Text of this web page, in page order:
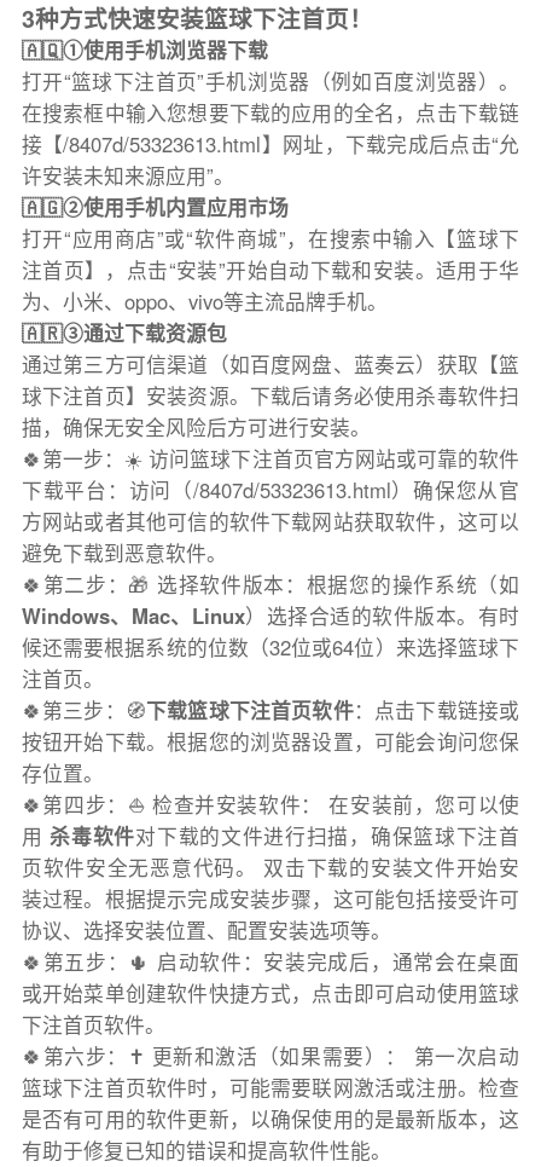
3种方式快速安装篮球下注首页！
🇦🇶①使用手机浏览器下载
打开“篮球下注首页”手机浏览器（例如百度浏览器）。
在搜索框中输入您想要下载的应用的全名，点击下载链
接【/8407d/53323613.html】网址，下载完成后点击“允
许安装未知来源应用”。
🇦🇬②使用手机内置应用市场
打开“应用商店”或“软件商城”，在搜索中输入【篮球下
注首页】，点击“安装”开始自动下载和安装。适用于华
为、小米、oppo、vivo等主流品牌手机。
🇦🇷③通过下载资源包
通过第三方可信渠道（如百度网盘、蓝奏云）获取【篮
球下注首页】安装资源。下载后请务必使用杀毒软件扫
描，确保无安全风险后方可进行安装。
🍀第一步：☀️ 访问篮球下注首页官方网站或可靠的软件
下载平台：访问（/8407d/53323613.html）确保您从官
方网站或者其他可信的软件下载网站获取软件，这可以
避免下载到恶意软件。
🍀第二步：🎁 选择软件版本：根据您的操作系统（如
Windows、Mac、Linux）选择合适的软件版本。有时
候还需要根据系统的位数（32位或64位）来选择篮球下
注首页。
🍀第三步：🧭下载篮球下注首页软件：点击下载链接或
按钮开始下载。根据您的浏览器设置，可能会询问您保
存位置。
🍀第四步：⛵️ 检查并安装软件： 在安装前，您可以使
用杀毒软件对下载的文件进行扫描，确保篮球下注首
页软件安全无恶意代码。 双击下载的安装文件开始安
装过程。根据提示完成安装步骤，这可能包括接受许可
协议、选择安装位置、配置安装选项等。
🍀第五步：🌵 启动软件：安装完成后，通常会在桌面
或开始菜单创建软件快捷方式，点击即可启动使用篮球
下注首页软件。
🍀第六步：✝️ 更新和激活（如果需要）： 第一次启动
篮球下注首页软件时，可能需要联网激活或注册。检查
是否有可用的软件更新，以确保使用的是最新版本，这
有助于修复已知的错误和提高软件性能。